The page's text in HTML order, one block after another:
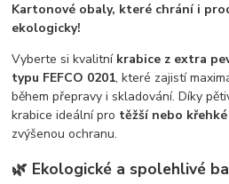
Kartonové obaly, které chrání i
ekologicky!
Vyberte si kvalitní krabice z extra
typu FEFCO 0201, které zajistí
během přepravy i skladování. Díky
krabice ideální pro těžší nebo
zvýšenou ochranu.
🌿 Ekologické a spolehlivé